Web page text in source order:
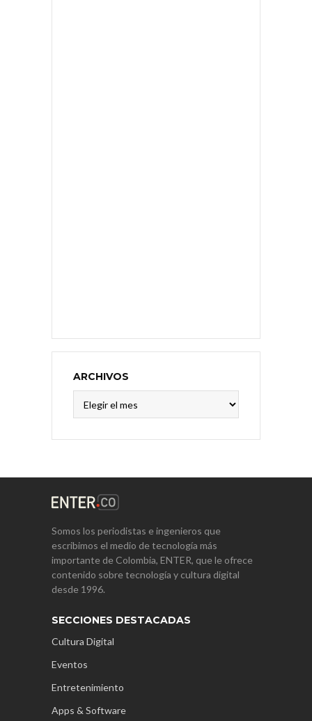
ARCHIVOS
Somos los periodistas e ingenieros que
escribimos el medio de tecnología más
importante de Colombia, ENTER, que le ofrece
contenido sobre tecnología y cultura digital
desde 1996.
SECCIONES DESTACADAS
Cultura Digital
Eventos
Entretenimiento
Apps & Software